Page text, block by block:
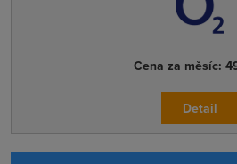
Cena za měsíc:
Detail